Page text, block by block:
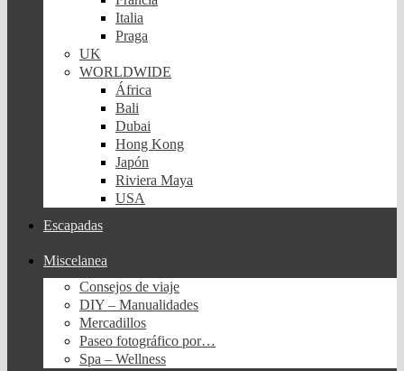
Italia
Praga
UK
WORLDWIDE
África
Bali
Dubai
Hong Kong
Japón
Riviera Maya
USA
Escapadas
Miscelanea
Consejos de viaje
DIY – Manualidades
Mercadillos
Paseo fotográfico por…
Spa – Wellness